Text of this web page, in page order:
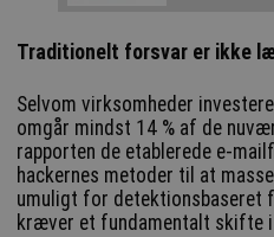
Traditionelt forsvar er ikke
Selvom virksomheder
omgår mindst 14 % af de
rapporten de etablerede e-
hackernes metoder til at
umuligt for detektionsbaseret
kræver et fundamentalt skifte i